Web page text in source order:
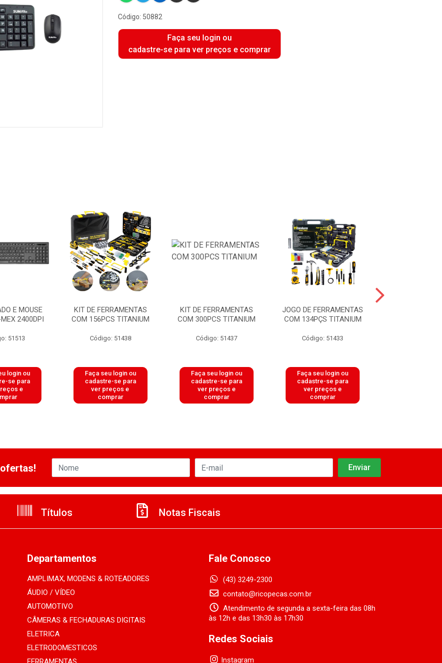
Código: 50882
Faça seu login ou
cadastre-se para ver preços e comprar
E MOUSE
2400DPI
51513
login ou
se para
e
KIT DE FERRAMENTAS
COM 156PCS TITANIUM
Código: 51438
Faça seu login ou
cadastre-se para
ver preços e
comprar
KIT DE FERRAMENTAS
COM 300PCS TITANIUM
Código: 51437
Faça seu login ou
cadastre-se para
ver preços e
comprar
JOGO DE FERRAMENTAS
COM 134PÇS TITANIUM
Código: 51433
Faça seu login ou
cadastre-se para
ver preços e
comprar
Títulos Notas Fiscais
Departamentos
AMPLIMAX, MODENS & ROTEADORES
ÁUDIO / VÍDEO
AUTOMOTIVO
CÂMERAS & FECHADURAS DIGITAIS
ELETRICA
ELETRODOMESTICOS
Fale Conosco
(43) 3249-2300
contato@ricopecas.com.br
Atendimento de segunda a sexta-feira das 08h
às 12h e das 13h30 às 17h30
Redes Sociais
Instagram